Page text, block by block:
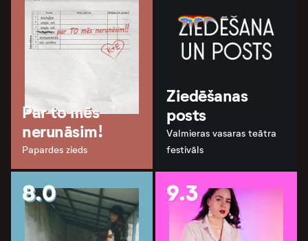
Par to mēs
nerunāsim!
Papardes zieds
Ziedēšanas
posts
Valmieras vasaras teātra
festivāls
8.0 9.3